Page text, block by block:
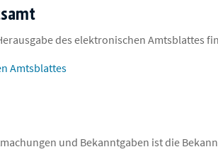
des elektronischen Amtsblattes
Amtsblattes
und Bekanntgaben ist die